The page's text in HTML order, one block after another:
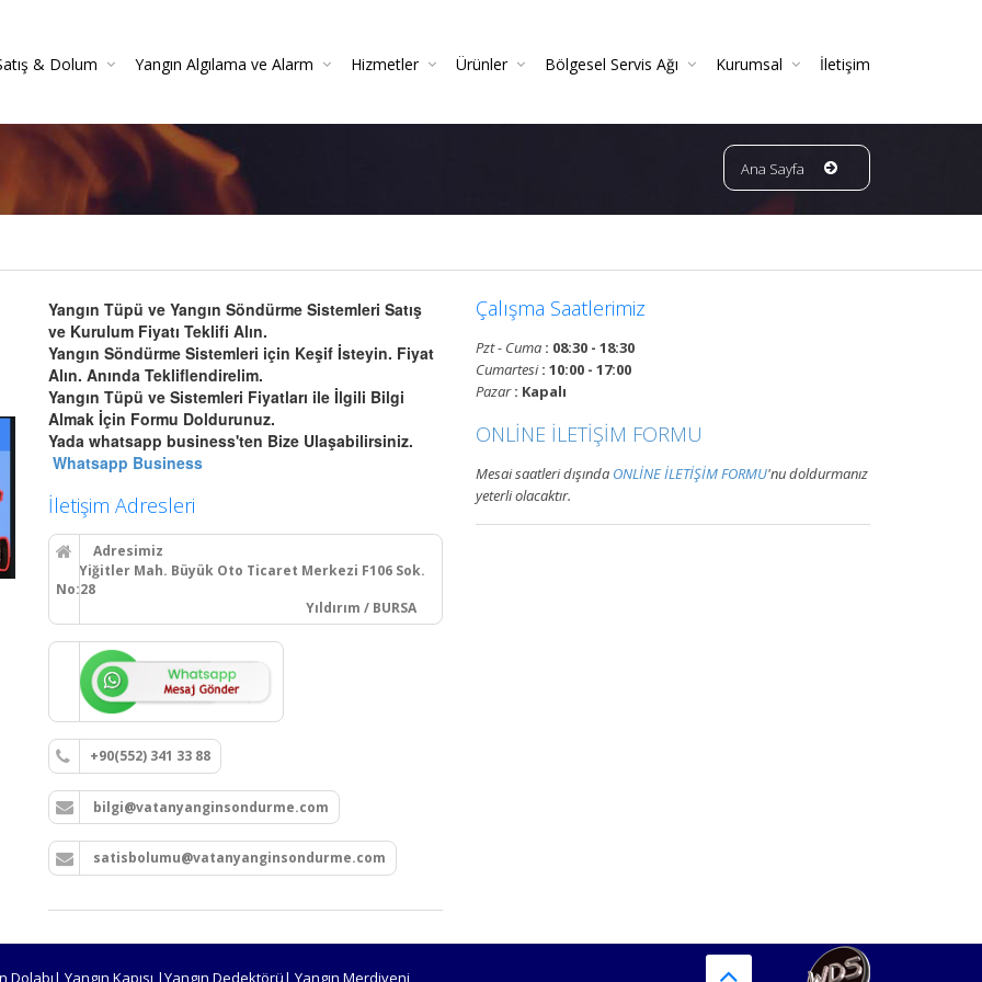
& Dolum Yangın Algılama ve Alarm Hizmetler Ürünler Bölgesel Servis Ağı Kurumsal İletişim
Ana Sayfa
Yangın Tüpü ve Yangın Söndürme Sistemleri Satış
ve Kurulum Fiyatı Teklifi Alın.
Yangın Söndürme Sistemleri için Keşif İsteyin. Fiyat
Alın. Anında Tekliflendirelim.
Yangın Tüpü ve Sistemleri Fiyatları ile İlgili Bilgi
Almak İçin Formu Doldurunuz.
Yada whatsapp business'ten Bize Ulaşabilirsiniz.
Whatsapp Business
İletişim Adresleri
Adresimiz
Yiğitler Mah. Büyük Oto Ticaret Merkezi F106 Sok.
No:28
Yıldırım / BURSA
+90(552) 341 33 88
bilgi@vatanyanginsondurme.com
satisbolumu@vatanyanginsondurme.com
Çalışma Saatlerimiz
Pzt - Cuma : 08:30 - 18:30
Cumartesi: 10:00 - 17:00
Pazar: Kapalı
ONLİNE İLETİŞİM FORMU
Mesai saatleri dışında ONLİNE İLETİŞİM FORMU'nu doldurmanız
yeterli olacaktır.
Yangın Kapısı |Yangın Dedektörü| Yangın Merdiveni